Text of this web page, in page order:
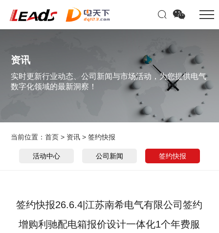
资讯
实时更新行业动态、公司新闻与市场活动，为您提供电气
数字化领域的最新洞察！
当前位置：首页 > 资讯 >签约快报
活动中心 公司新闻 签约快报
签约快报26.6.4|江苏南希电气有限公司签约
增购利驰配电箱报价设计一体化1个年费服